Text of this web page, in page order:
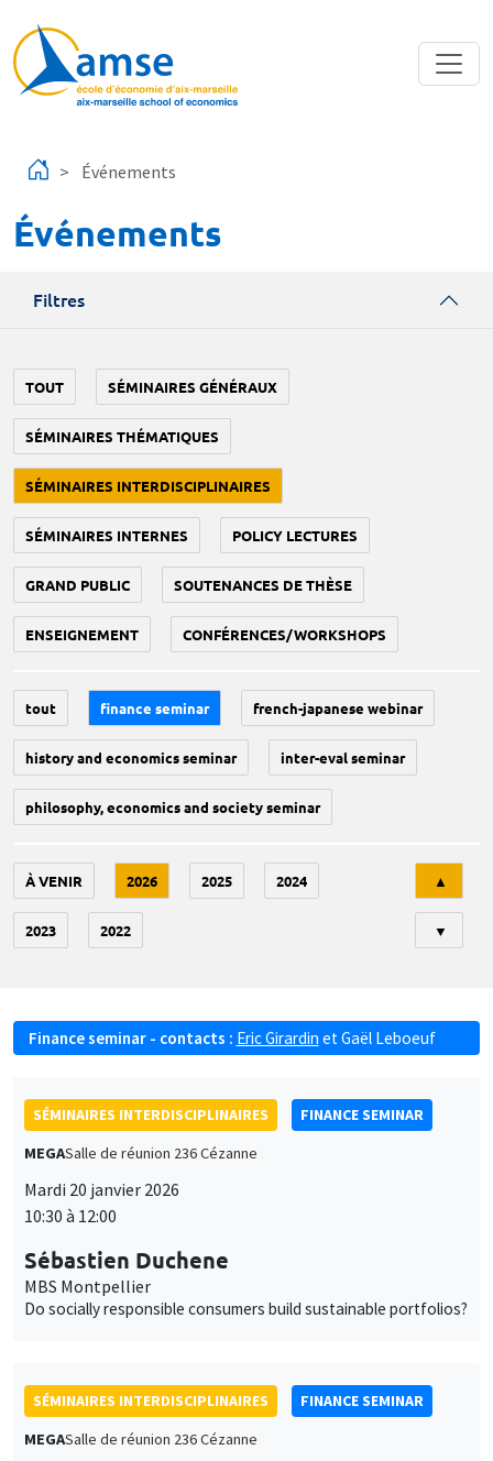
Événements
Événements
Filtres
TOUT SÉMINAIRES GÉNÉRAUX
SÉMINAIRES THÉMATIQUES
SÉMINAIRES INTERDISCIPLINAIRES
SÉMINAIRES INTERNES POLICY LECTURES
GRAND PUBLIC SOUTENANCES DE THÈSE
ENSEIGNEMENT CONFÉRENCES/WORKSHOPS
tout finance seminar french-japanese webinar
history and economics seminar inter-eval seminar
philosophy, economics and society seminar
À VENIR 2026 2025 2024
2023 2022
▲
▼
Finance seminar - contacts : Eric Girardin et Gaël Leboeuf
SÉMINAIRES INTERDISCIPLINAIRES
FINANCE SEMINAR
MEGASalle de réunion 236 Cézanne
Mardi 20 janvier 2026
10:30 à 12:00
Sébastien Duchene
MBS Montpellier
Do socially responsible consumers build sustainable portfolios?
SÉMINAIRES INTERDISCIPLINAIRES
FINANCE SEMINAR
MEGASalle de réunion 236 Cézanne